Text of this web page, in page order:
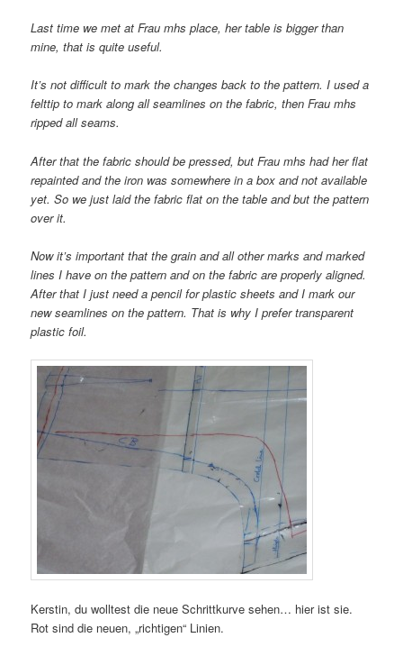
Last time we met at Frau mhs place, her table is bigger than
mine, that is quite useful.
It’s not difficult to mark the changes back to the pattern. I used a
felttip to mark along all seamlines on the fabric, then Frau mhs
ripped all seams.
After that the fabric should be pressed, but Frau mhs had her flat
repainted and the iron was somewhere in a box and not available
yet. So we just laid the fabric flat on the table and but the pattern
over it.
Now it’s important that the grain and all other marks and marked
lines I have on the pattern and on the fabric are properly aligned.
After that I just need a pencil for plastic sheets and I mark our
new seamlines on the pattern. That is why I prefer transparent
plastic foil.
Kerstin, du wolltest die neue Schrittkurve sehen… hier ist sie.
Rot sind die neuen, „richtigen“ Linien.